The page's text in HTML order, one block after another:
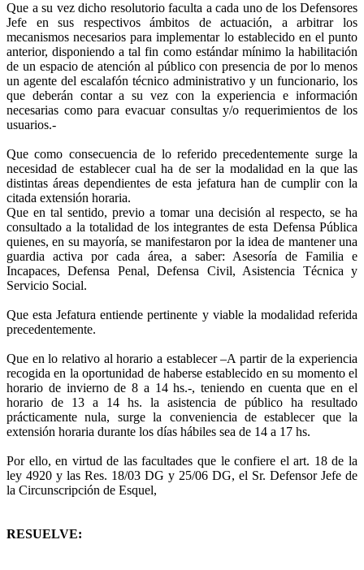
Que a su vez dicho resolutorio faculta a cada uno de los Defensores
Jefe en sus respectivos ámbitos de actuación, a arbitrar los
mecanismos necesarios para implementar lo establecido en el punto
anterior, disponiendo a tal fin como estándar mínimo la habilitación
de un espacio de atención al público con presencia de por lo menos
un agente del escalafón técnico administrativo y un funcionario, los
que deberán contar a su vez con la experiencia e información
necesarias como para evacuar consultas y/o requerimientos de los
usuarios.-
Que como consecuencia de lo referido precedentemente surge la
necesidad de establecer cual ha de ser la modalidad en la que las
distintas áreas dependientes de esta jefatura han de cumplir con la
citada extensión horaria.
Que en tal sentido, previo a tomar una decisión al respecto, se ha
consultado a la totalidad de los integrantes de esta Defensa Pública
quienes, en su mayoría, se manifestaron por la idea de mantener una
guardia activa por cada área, a saber: Asesoría de Familia e
Incapaces, Defensa Penal, Defensa Civil, Asistencia Técnica y
Servicio Social.
Que esta Jefatura entiende pertinente y viable la modalidad referida
precedentemente.
Que en lo relativo al horario a establecer –A partir de la experiencia
recogida en la oportunidad de haberse establecido en su momento el
horario de invierno de 8 a 14 hs.-, teniendo en cuenta que en el
horario de 13 a 14 hs. la asistencia de público ha resultado
prácticamente nula, surge la conveniencia de establecer que la
extensión horaria durante los días hábiles sea de 14 a 17 hs.
Por ello, en virtud de las facultades que le confiere el art. 18 de la
ley 4920 y las Res. 18/03 DG y 25/06 DG, el Sr. Defensor Jefe de
la Circunscripción de Esquel,
RESUELVE: